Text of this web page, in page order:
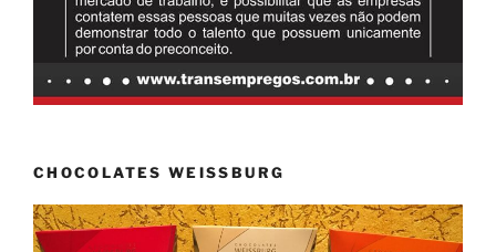
CHOCOLATES WEISSBURG